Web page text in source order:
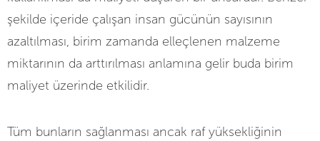
şekilde içeride çalışan insan gücünün sayısının
azaltılması, birim zamanda elleçlenen malzeme
miktarının da arttırılması anlamına gelir buda birim
maliyet üzerinde etkilidir.
Tüm bunların sağlanması ancak raf yüksekliğinin